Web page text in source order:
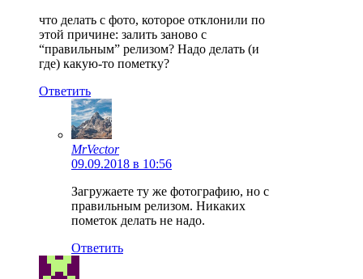
что делать с фото, которое отклонили по
этой причине: залить заново с
“правильным” релизом? Надо делать (и
где) какую-то пометку?
Ответить
MrVector
09.09.2018 в 10:56
Загружаете ту же фотографию, но с
правильным релизом. Никаких
пометок делать не надо.
Ответить